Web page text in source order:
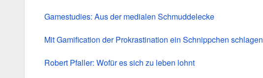
Gamestudies: Aus der medialen Schmuddelecke
Mit Gamification der Prokrastination ein Schnippchen schlagen
Robert Pfaller: Wofür es sich zu leben lohnt